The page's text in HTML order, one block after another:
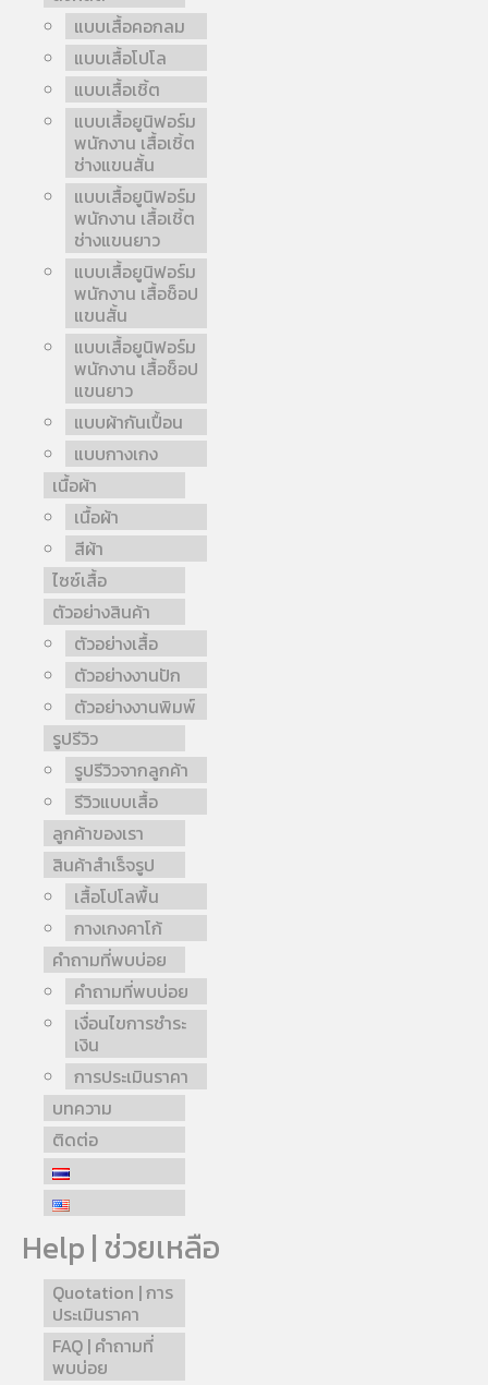
แบบเสื้อคอกลม
แบบเสื้อโปโล
แบบเสื้อเชิ้ต
แบบเสื้อยูนิฟอร์ม
พนักงาน เสื้อเชิ้ต
ช่างแขนสั้น
แบบเสื้อยูนิฟอร์ม
พนักงาน เสื้อเชิ้ต
ช่างแขนยาว
แบบเสื้อยูนิฟอร์ม
พนักงาน เสื้อช็อป
แขนสั้น
แบบเสื้อยูนิฟอร์ม
พนักงาน เสื้อช็อป
แขนยาว
แบบผ้ากันเปื้อน
แบบกางเกง
เนื้อผ้า
เนื้อผ้า
สีผ้า
ไซซ์เสื้อ
ตัวอย่างสินค้า
ตัวอย่างเสื้อ
ตัวอย่างงานปัก
ตัวอย่างงานพิมพ์
รูปรีวิว
รูปรีวิวจากลูกค้า
รีวิวแบบเสื้อ
ลูกค้าของเรา
สินค้าสำเร็จรูป
เสื้อโปโลพื้น
กางเกงคาโก้
คำถามที่พบบ่อย
คำถามที่พบบ่อย
เงื่อนไขการชำระ
เงิน
การประเมินราคา
บทความ
ติดต่อ
Help | ช่วยเหลือ
Quotation | การ
ประเมินราคา
FAQ | คำถามที่
พบบ่อย